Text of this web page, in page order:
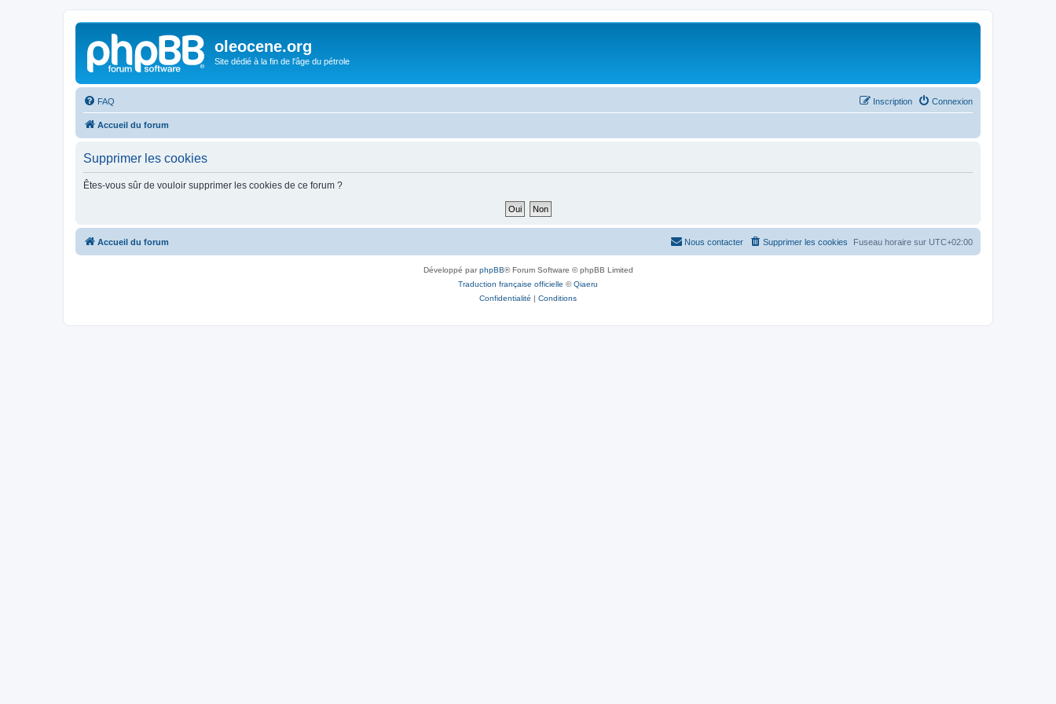
oleocene.org
Site dédié à la fin de l'âge du pétrole
FAQ Connexion
Inscription
Accueil du forum
Supprimer les cookies
Êtes-vous sûr de vouloir supprimer les cookies de ce forum ?
Accueil du forum Fuseau horaire sur UTC+02:00
Supprimer les cookies
Nous contacter
Développé parphpBB® Forum Software © phpBB Limited
Traduction française officielle ©Qiaeru
Confidentialité | Conditions